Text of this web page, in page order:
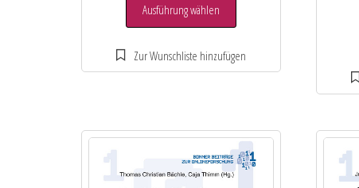
Ausführung wählen